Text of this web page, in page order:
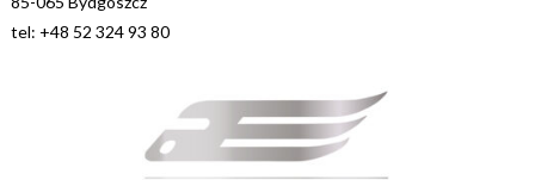
tel: +48 52 324 93 80